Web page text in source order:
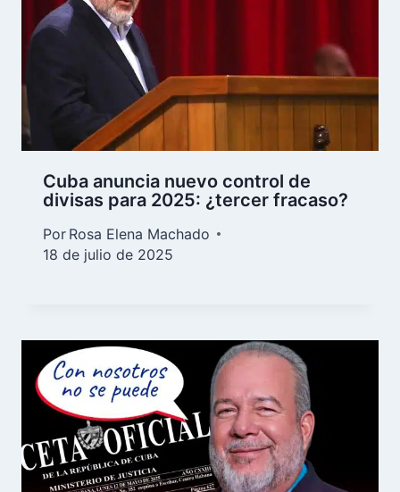
Cuba anuncia nuevo control de
divisas para 2025: ¿tercer fracaso?
Por Rosa Elena Machado
18 de julio de 2025